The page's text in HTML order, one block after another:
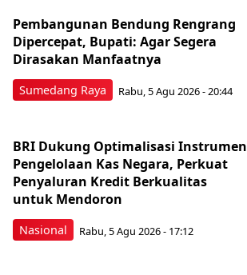
Sumedang Raya
Pembangunan Bendung Rengrang
Dipercepat, Bupati: Agar Segera
Dirasakan Manfaatnya
Rabu, 5 Agu 2026 - 20:44
Nasional
BRI Dukung Optimalisasi Instrumen
Pengelolaan Kas Negara, Perkuat
Penyaluran Kredit Berkualitas
untuk Mendoron
Rabu, 5 Agu 2026 - 17:12